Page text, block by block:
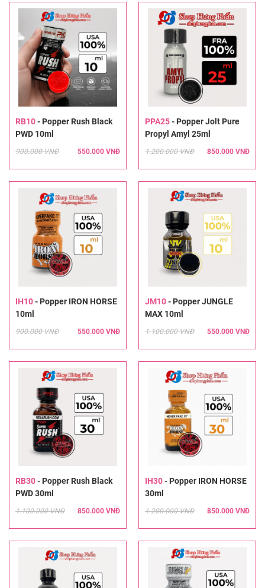
RB10- Popper Rush Black
PWD 10ml
900.000 VNĐ 550.000 VNĐ
PPA25- Popper Jolt Pure
Propyl Amyl 25ml
1.200.000 VNĐ 850.000 VNĐ
IH10- Popper IRON HORSE
10ml
900.000 VNĐ 550.000 VNĐ
JM10- Popper JUNGLE
MAX 10ml
1.100.000 VNĐ 550.000 VNĐ
RB30- Popper Rush Black
PWD 30ml
1.100.000 VNĐ 850.000 VNĐ
IH30- Popper IRON HORSE
30ml
1.200.000 VNĐ 850.000 VNĐ